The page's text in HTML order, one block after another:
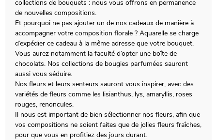
collections de bouquets : nous vous offrons en permanence
de nouvelles compositions.
Et pourquoi ne pas ajouter un de nos cadeaux de manière à
accompagner votre composition florale ? Aquarelle se charge
d’expédier ce cadeau à la même adresse que votre bouquet.
Vous aurez notamment la faculté d’opter une boîte de
chocolats. Nos collections de bougies parfumées sauront
aussi vous séduire.
Nos fleurs et leurs senteurs sauront vous inspirer, avec des
variétés de fleurs comme les lisianthus, lys, amaryllis, roses
rouges, renoncules.
Il nous est important de bien sélectionner nos fleurs, afin que
vos compositions ne soient faites que de jolies fleurs fraîches,
pour que vous en profitiez des jours durant.